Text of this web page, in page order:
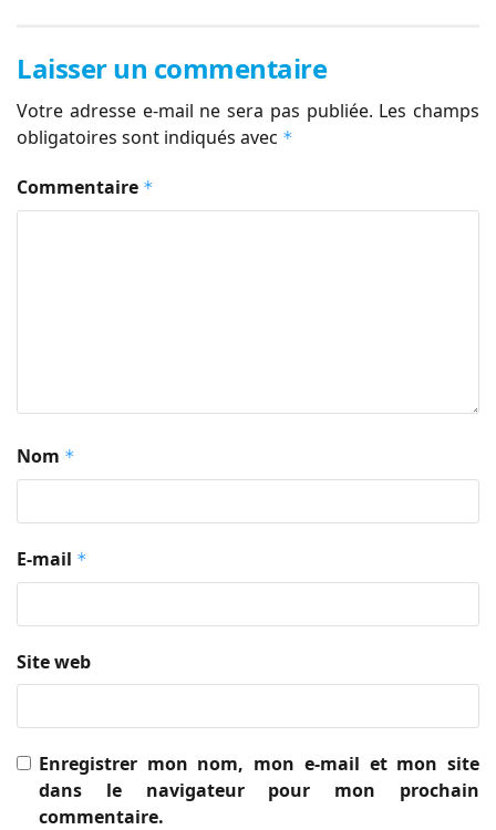
Laisser un commentaire
Votre adresse e-mail ne sera pas publiée. Les champs
obligatoires sont indiqués avec *
Commentaire *
Nom *
E-mail *
Site web
Enregistrer mon nom, mon e-mail et mon site
dans le navigateur pour mon prochain
commentaire.